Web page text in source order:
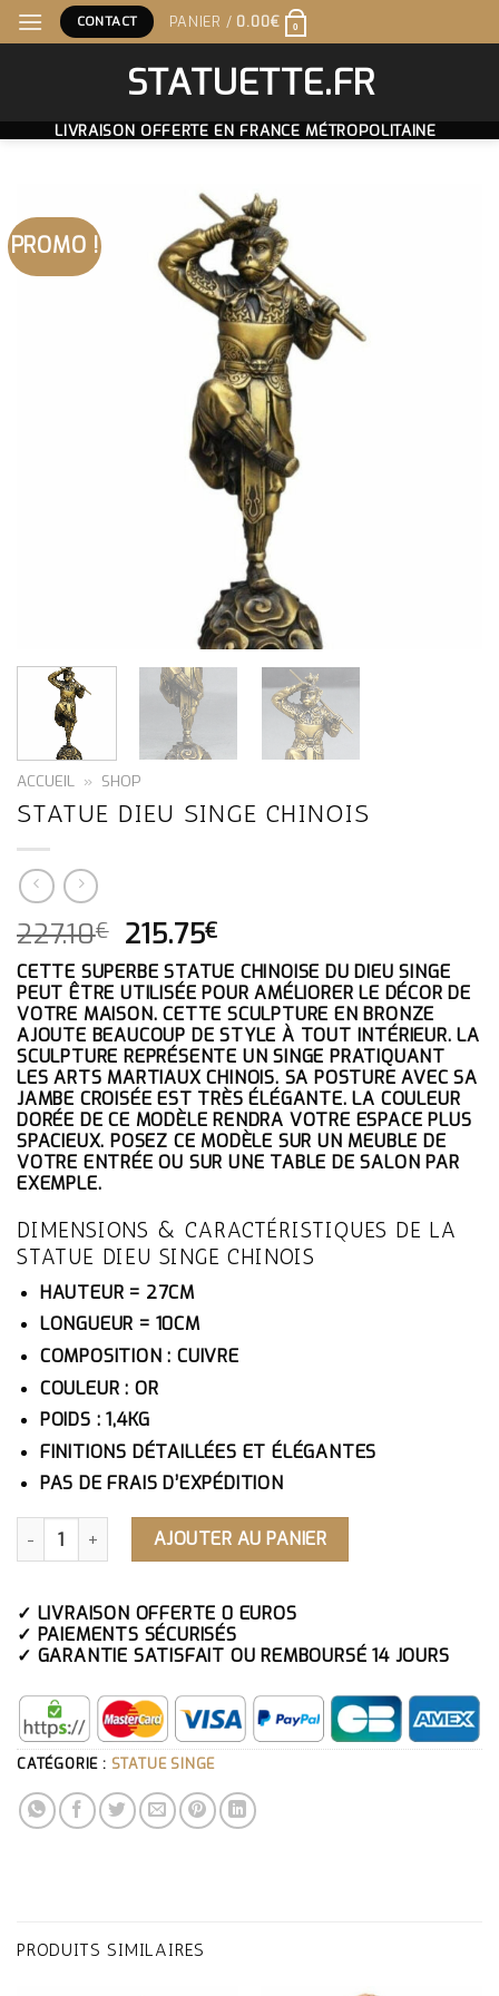
Skip
to
CONTACT PANIER / 0.00€ 0
STATUETTE.FR
LIVRAISON OFFERTE EN FRANCE MÉTROPOLITAINE
PROMO !
ACCUEIL » SHOP
STATUE DIEU SINGE CHINOIS
227.10€ LE
PRIX
INITIAL
ÉTAIT :
227.10€.
215.75€
PRIX
ACTUEL
EST :
215.75€.
CETTE SUPERBE STATUE CHINOISE DU DIEU SINGE
PEUT ÊTRE UTILISÉE POUR AMÉLIORER LE DÉCOR DE
VOTRE MAISON. CETTE SCULPTURE EN BRONZE
AJOUTE BEAUCOUP DE STYLE À TOUT INTÉRIEUR. LA
SCULPTURE REPRÉSENTE UN SINGE PRATIQUANT
LES ARTS MARTIAUX CHINOIS. SA POSTURE AVEC SA
JAMBE CROISÉE EST TRÈS ÉLÉGANTE. LA COULEUR
DORÉE DE CE MODÈLE RENDRA VOTRE ESPACE PLUS
SPACIEUX. POSEZ CE MODÈLE SUR UN MEUBLE DE
VOTRE ENTRÉE OU SUR UNE TABLE DE SALON PAR
EXEMPLE.
DIMENSIONS & CARACTÉRISTIQUES DE LA
STATUE DIEU SINGE CHINOIS
HAUTEUR = 27CM
LONGUEUR = 10CM
COMPOSITION : CUIVRE
COULEUR : OR
POIDS : 1,4KG
FINITIONS DÉTAILLÉES ET ÉLÉGANTES
PAS DE FRAIS D’EXPÉDITION
QUANTITÉ DE STATUE DIEU SINGE CHINOIS
AJOUTER AU PANIER
✓ LIVRAISON OFFERTE 0 EUROS
✓ PAIEMENTS SÉCURISÉS
✓ GARANTIE SATISFAIT OU REMBOURSÉ 14 JOURS
CATÉGORIE : STATUE SINGE
PRODUITS SIMILAIRES